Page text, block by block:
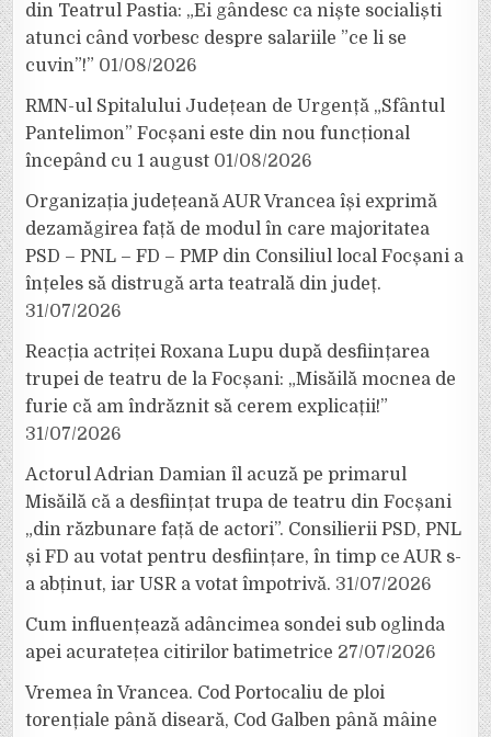
din Teatrul Pastia: „Ei gândesc ca niște socialiști
atunci când vorbesc despre salariile ”ce li se
cuvin”!” 01/08/2026
RMN-ul Spitalului Județean de Urgență „Sfântul
Pantelimon” Focșani este din nou funcțional
începând cu 1 august 01/08/2026
Organizația județeană AUR Vrancea își exprimă
dezamăgirea față de modul în care majoritatea
PSD – PNL – FD – PMP din Consiliul local Focșani a
înțeles să distrugă arta teatrală din județ.
31/07/2026
Reacția actriței Roxana Lupu după desființarea
trupei de teatru de la Focșani: „Misăilă mocnea de
furie că am îndrăznit să cerem explicații!”
31/07/2026
Actorul Adrian Damian îl acuză pe primarul
Misăilă că a desființat trupa de teatru din Focșani
„din răzbunare față de actori”. Consilierii PSD, PNL
și FD au votat pentru desființare, în timp ce AUR s-
a abținut, iar USR a votat împotrivă. 31/07/2026
Cum influențează adâncimea sondei sub oglinda
apei acuratețea citirilor batimetrice 27/07/2026
Vremea în Vrancea. Cod Portocaliu de ploi
torențiale până diseară, Cod Galben până mâine